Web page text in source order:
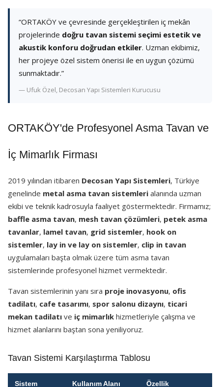
“ORTAKÖY ve çevresinde gerçekleştirilen iç mekân
projelerinde doğru tavan sistemi seçimi estetik ve
akustik konforu doğrudan etkiler. Uzman ekibimiz,
her projeye özel sistem önerisi ile en uygun çözümü
sunmaktadır.”
— Ufuk Özel, Decosan Yapı Sistemleri Kurucusu
ORTAKÖY'de Profesyonel Asma Tavan ve
İç Mimarlık Firması
2019 yılından itibaren Decosan Yapı Sistemleri, Türkiye
genelinde metal asma tavan sistemleri alanında uzman
ekibi ve teknik kadrosuyla faaliyet göstermektedir. Firmamız;
baffle asma tavan, mesh tavan çözümleri, petek asma
tavanlar, lamel tavan, grid sistemler, hook on
sistemler, lay in ve lay on sistemler, clip in tavan
uygulamaları başta olmak üzere tüm asma tavan
sistemlerinde profesyonel hizmet vermektedir.
Tavan sistemlerinin yanı sıra proje inovasyonu, ofis
tadilatı, cafe tasarımı, spor salonu dizaynı, ticari
mekan tadilatı ve iç mimarlık hizmetleriyle çalışma ve
hizmet alanlarını baştan sona yeniliyoruz.
Tavan Sistemi Karşılaştırma Tablosu
Sistem Kullanım Alanı Özellik